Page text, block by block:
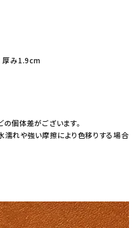
厚み1.9cm
個体差がございます。
濡れや強い摩擦により色移りする場合